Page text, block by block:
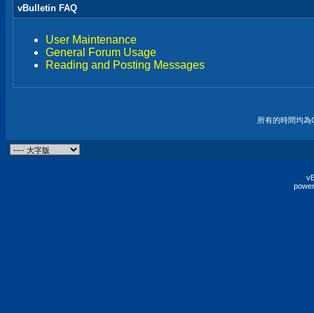
vBulletin FAQ
User Maintenance
General Forum Usage
Reading and Posting Messages
所有的時間均為